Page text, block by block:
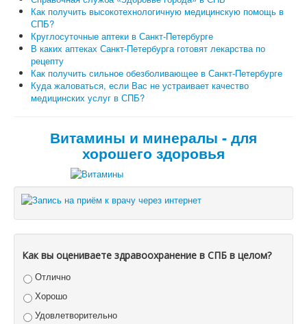
Как получить высокотехнологичную медицинскую помощь в
СПБ?
Круглосуточные аптеки в Санкт-Петербурге
В каких аптеках Санкт-Петербурга готовят лекарства по
рецепту
Как получить сильное обезболивающее в Санкт-Петербурге
Куда жаловаться, если Вас не устраивает качество
медицинских услуг в СПБ?
Витамины и минералы - для
хорошего здоровья
Как вы оцениваете здравоохранение в СПБ в целом?
Отлично
Хорошо
Удовлетворительно